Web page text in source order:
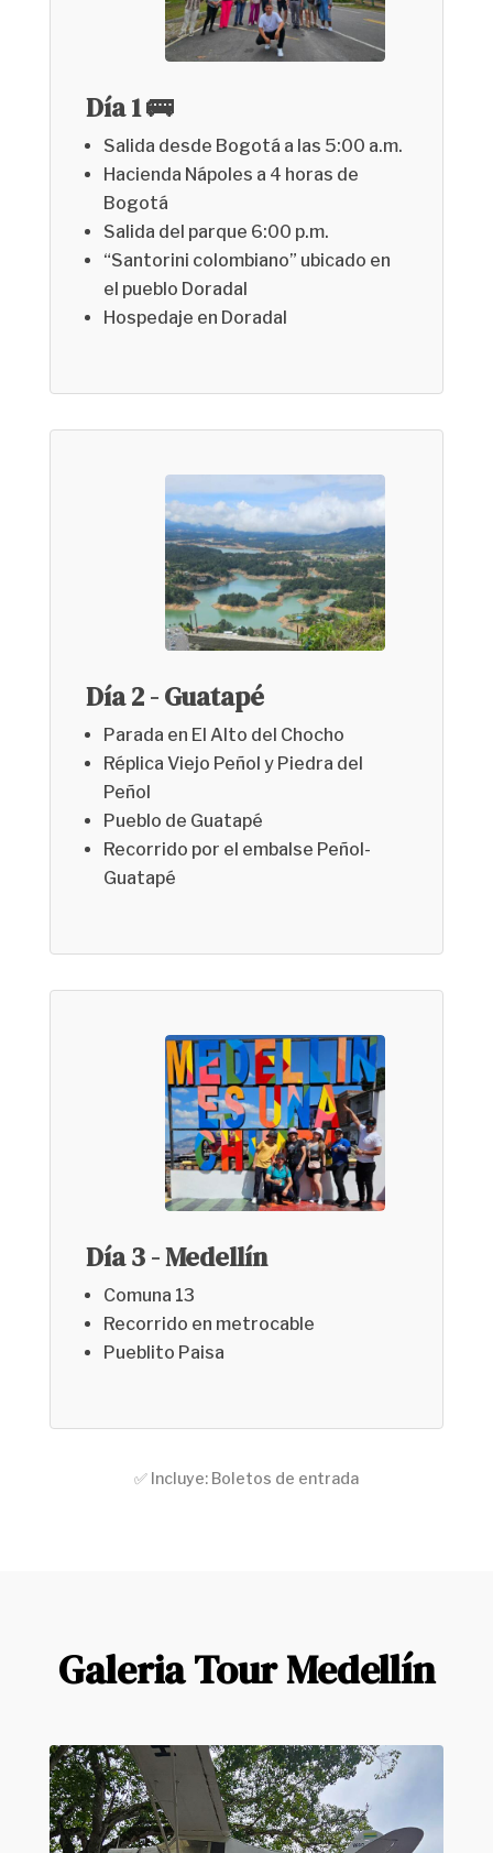
Día 1 🚌
Salida desde Bogotá a las 5:00 a.m.
Hacienda Nápoles a 4 horas de
Bogotá
Salida del parque 6:00 p.m.
“Santorini colombiano” ubicado en
el pueblo Doradal
Hospedaje en Doradal
Día 2 - Guatapé
Parada en El Alto del Chocho
Réplica Viejo Peñol y Piedra del
Peñol
Pueblo de Guatapé
Recorrido por el embalse Peñol-
Guatapé
Día 3 - Medellín
Comuna 13
Recorrido en metrocable
Pueblito Paisa
✅ Incluye: Boletos de entrada
Galeria Tour Medellín